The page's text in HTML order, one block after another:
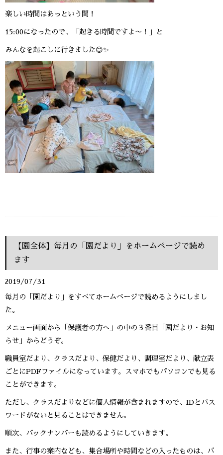
楽しい時間はあっという間！
15:00になったので、「起きる時間ですよ〜！」と
みんなを起こしに行きました😊✨
【園全体】毎月の「園だより」をホームページで読め
ます
2019/07/31
毎月の「園だより」をすべてホームページで読めるようにしまし
た。
メニュー画面から「保護者の方へ」の中の３番目「園だより・お知
らせ」からどうぞ。
職員室だより、クラスだより、保健だより、調理室だより、献立表
ごとにPDFファイルになっています。スマホでもパソコンでも見る
ことができます。
ただし、クラスだよりなどに個人情報が含まれますので、IDとパス
ワードがないと見ることはできません。
順次、バックナンバーも読めるようにしていきます。
また、行事の案内なども、集合場所や時間などの入ったものは、パ